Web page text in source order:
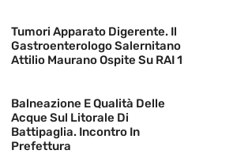
Tumori Apparato Digerente. Il
Gastroenterologo Salernitano
Attilio Maurano Ospite Su RAI 1
Balneazione E Qualità Delle
Acque Sul Litorale Di
Battipaglia. Incontro In
Prefettura